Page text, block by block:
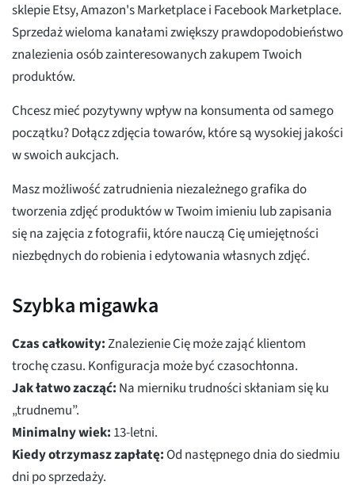
sklepie Etsy, Amazon's Marketplace i Facebook Marketplace.
Sprzedaż wieloma kanałami zwiększy prawdopodobieństwo
znalezienia osób zainteresowanych zakupem Twoich
produktów.
Chcesz mieć pozytywny wpływ na konsumenta od samego
początku? Dołącz zdjęcia towarów, które są wysokiej jakości
w swoich aukcjach.
Masz możliwość zatrudnienia niezależnego grafika do
tworzenia zdjęć produktów w Twoim imieniu lub zapisania
się na zajęcia z fotografii, które nauczą Cię umiejętności
niezbędnych do robienia i edytowania własnych zdjęć.
Szybka migawka
Czas całkowity:Znalezienie Cię może zająć klientom
trochę czasu. Konfiguracja może być czasochłonna.
Jak łatwo zacząć: Na mierniku trudności skłaniam się ku
„trudnemu”.
Minimalny wiek: 13-letni.
Kiedy otrzymasz zapłatę: Od następnego dnia do siedmiu
dni po sprzedaży.